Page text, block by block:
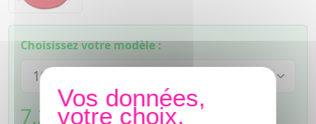
Choisissez votre modèle :
7,20€ TTC